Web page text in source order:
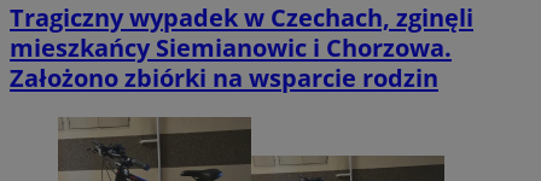
Tragiczny wypadek w Czechach, zginęli
mieszkańcy Siemianowic i Chorzowa.
Założono zbiórki na wsparcie rodzin